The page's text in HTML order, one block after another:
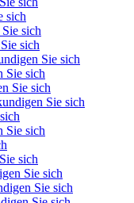
sich
sich
sich
Sie sich
Sie sich
Sie sich
Sie sich
Sie sich
sich
Sie sich
Sie sich